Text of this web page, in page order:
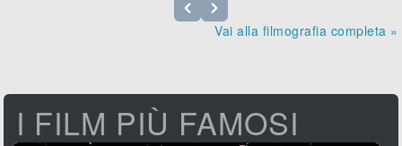
Vai alla filmografia completa »
I FILM PIÙ FAMOSI